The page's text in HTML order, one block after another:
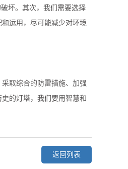
坏。其次，我们需要选择
运用，尽可能减少对环境
取综合的防雷措施、加强
的灯塔，我们要用智慧和
返回列表